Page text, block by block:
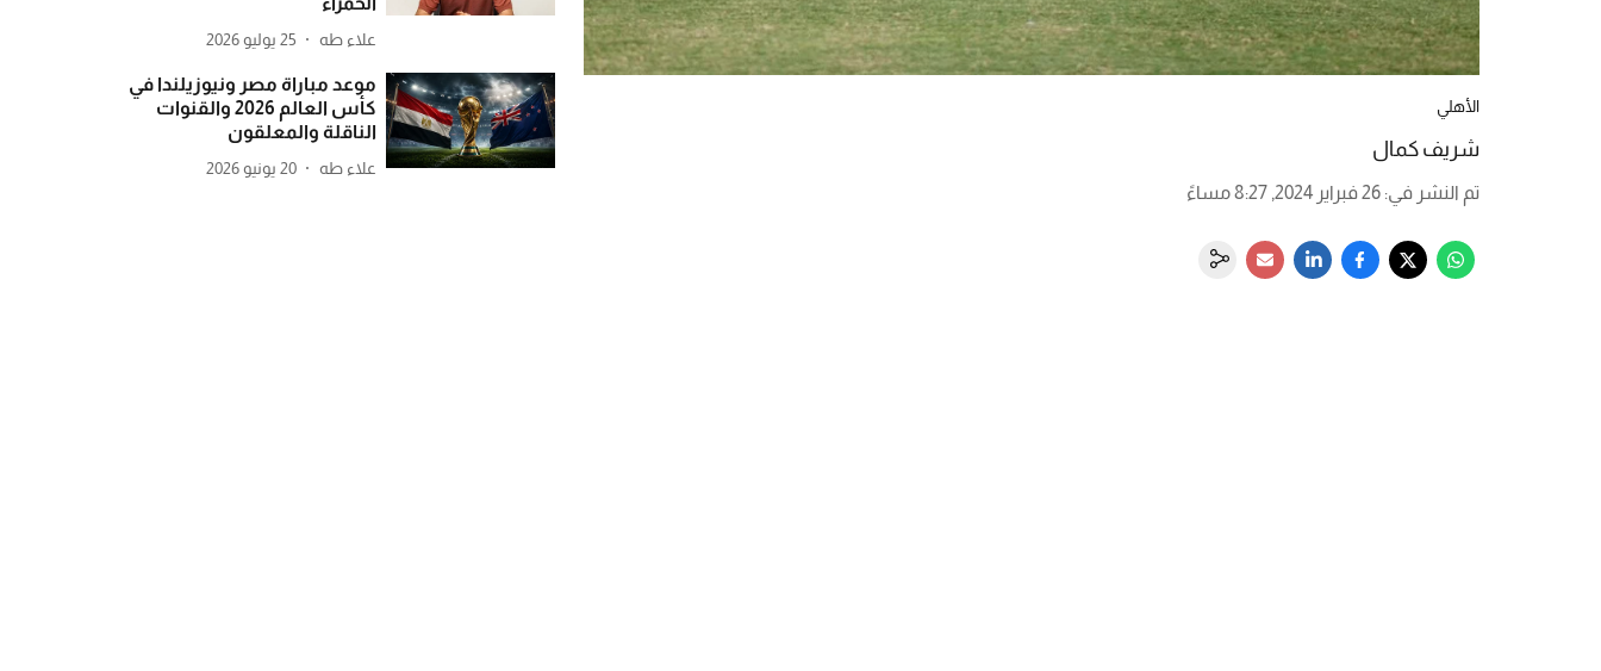
الأهلي
شريف كمال
تم النشر في: 26 فبراير 2024, 8:27 مساءً
علاء طه 25 يوليو 2026
موعد مباراة مصر ونيوزيلندا في
كأس العالم 2026 والقنوات
الناقلة والمعلقون
علاء طه 20 يونيو 2026